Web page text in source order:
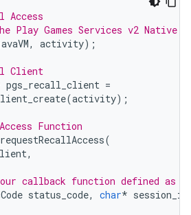
Access
Games Services v2 Native
, activity);
Client
pgs_recall_client =
(activity);
Function
(
,
callback function defined as
status_code, char* session_id